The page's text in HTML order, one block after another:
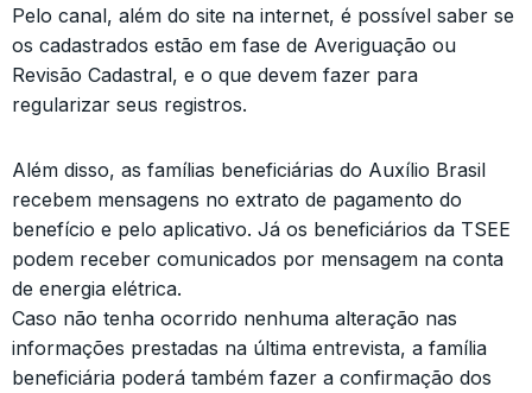
Pelo canal, além do site na internet, é possível saber se
os cadastrados estão em fase de Averiguação ou
Revisão Cadastral, e o que devem fazer para
regularizar seus registros.
Além disso, as famílias beneficiárias do Auxílio Brasil
recebem mensagens no extrato de pagamento do
benefício e pelo aplicativo. Já os beneficiários da TSEE
podem receber comunicados por mensagem na conta
de energia elétrica.
Caso não tenha ocorrido nenhuma alteração nas
informações prestadas na última entrevista, a família
beneficiária poderá também fazer a confirmação dos